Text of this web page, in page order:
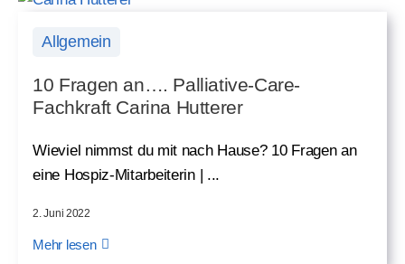
Allgemein
10 Fragen an…. Palliative-Care-
Fachkraft Carina Hutterer
Wieviel nimmst du mit nach Hause? 10 Fragen an
eine Hospiz-Mitarbeiterin | ...
2. Juni 2022
Mehr lesen